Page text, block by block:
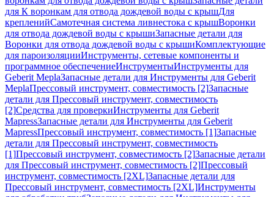
для К воронкам для отвода дождевой воды с крышДля
крепленийСамотечная система ливнестока с крышВоронки
для отвода дождевой воды с крышиЗапасные детали для
Воронки для отвода дождевой воды с крышиКомплектующие
для пароизоляцииИнструменты, сетевые компоненты и
программное обеспечениеИнструментыИнструменты для
Geberit MeplaЗапасные детали для Инструменты для Geberit
MeplaПрессовый инструмент, совместимость [2]Запасные
детали для Прессовый инструмент, совместимость
[2]Средства для проверкиИнструменты для Geberit
MapressЗапасные детали для Инструменты для Geberit
MapressПрессовый инструмент, совместимость [1]Запасные
детали для Прессовый инструмент, совместимость
[1]Прессовый инструмент, совместимость [2]Запасные детали
для Прессовый инструмент, совместимость [2]Прессовый
инструмент, совместимость [2XL]Запасные детали для
Прессовый инструмент, совместимость [2XL]Инструменты